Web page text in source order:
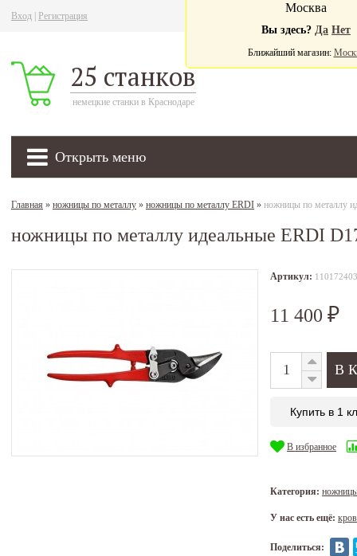
Вход Регистрация
25 станков
немецкие станки в Краснодаре
Открыть меню
Москва
Вы здесь? Да Нет
Ближайший магазин:
Главная » ножницы по металлу » ножницы по металлу ERDI » ножницы по металлу
ножницы по металлу идеальные ERDI
Артикул: 110172403
11 400 ₽
Купить в 1
В избранное
Категория:
У нас есть ещё:
Поделиться: